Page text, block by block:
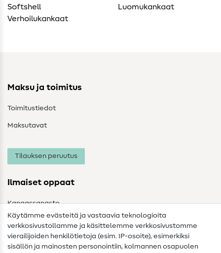
Softshell
Verhoilukankaat
Luomukankaat
Maksu ja toimitus
Toimitustiedot
Maksutavat
Tilauksen peruutus
Ilmaiset oppaat
Kangassanasto
Ompelusanasto
Ompeluohjeet
Käytämme evästeitä ja vastaavia teknologioita
verkkosivustollamme ja käsittelemme verkkosivustomme
vierailijoiden henkilötietoja (esim. IP-osoite), esimerkiksi
sisällön ja mainosten personointiin, kolmannen osapuolen